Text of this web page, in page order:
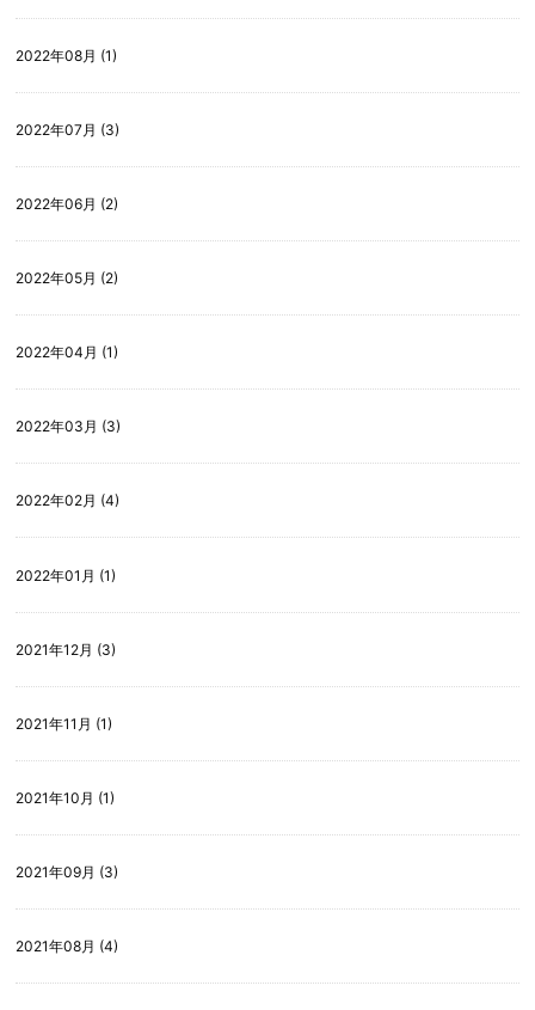
2022年08月 (1)
2022年07月 (3)
2022年06月 (2)
2022年05月 (2)
2022年04月 (1)
2022年03月 (3)
2022年02月 (4)
2022年01月 (1)
2021年12月 (3)
2021年11月 (1)
2021年10月 (1)
2021年09月 (3)
2021年08月 (4)